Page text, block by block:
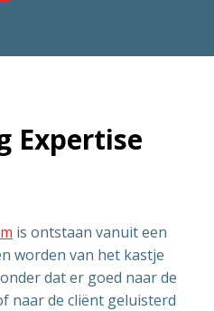
Expertise
is ontstaan vanuit een
worden van het kastje
dat er goed naar de
naar de cliënt geluisterd